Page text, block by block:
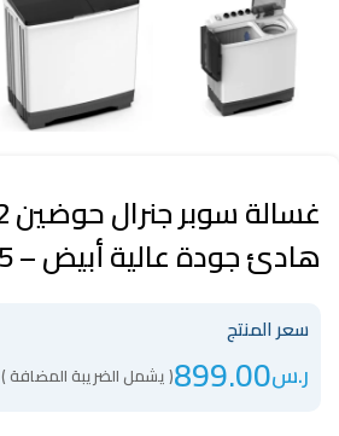
هادئ جودة عالية أبيض – KSGW1255
سعر المنتج
ر.س899.00( يشمل الضريبة المضافة )